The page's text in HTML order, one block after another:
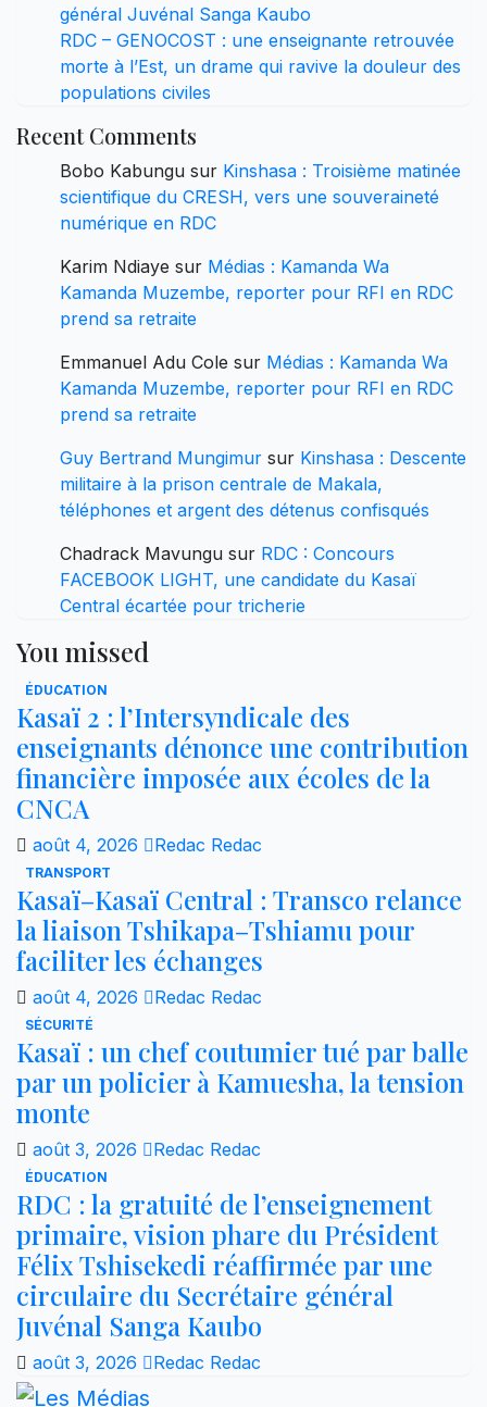
général Juvénal Sanga Kaubo
RDC – GENOCOST : une enseignante retrouvée
morte à l’Est, un drame qui ravive la douleur des
populations civiles
Recent Comments
Bobo Kabungu sur Kinshasa : Troisième matinée
scientifique du CRESH, vers une souveraineté
numérique en RDC
Karim Ndiaye sur Médias : Kamanda Wa
Kamanda Muzembe, reporter pour RFI en RDC
prend sa retraite
Emmanuel Adu Cole sur Médias : Kamanda Wa
Kamanda Muzembe, reporter pour RFI en RDC
prend sa retraite
Guy Bertrand Mungimur sur Kinshasa : Descente
militaire à la prison centrale de Makala,
téléphones et argent des détenus confisqués
Chadrack Mavungu sur RDC : Concours
FACEBOOK LIGHT, une candidate du Kasaï
Central écartée pour tricherie
You missed
ÉDUCATION
Kasaï 2 : l’Intersyndicale des
enseignants dénonce une contribution
financière imposée aux écoles de la
CNCA
août 4, 2026 Redac Redac
TRANSPORT
Kasaï–Kasaï Central : Transco relance
la liaison Tshikapa–Tshiamu pour
faciliter les échanges
août 4, 2026 Redac Redac
SÉCURITÉ
Kasaï : un chef coutumier tué par balle
par un policier à Kamuesha, la tension
monte
août 3, 2026 Redac Redac
ÉDUCATION
RDC : la gratuité de l’enseignement
primaire, vision phare du Président
Félix Tshisekedi réaffirmée par une
circulaire du Secrétaire général
Juvénal Sanga Kaubo
août 3, 2026 Redac Redac